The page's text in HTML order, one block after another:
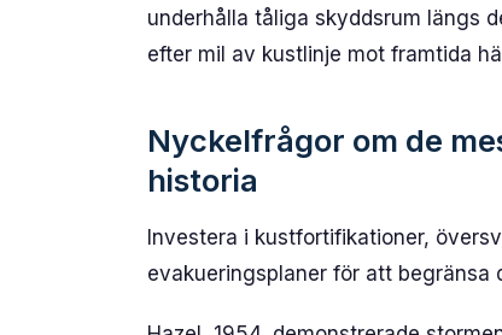
underhålla tåliga skyddsrum längs
efter mil av kustlinje mot framtida
Nyckelfrågor om de
historia
Investera i kustfortifikationer,
evakueringsplaner för att begränsa